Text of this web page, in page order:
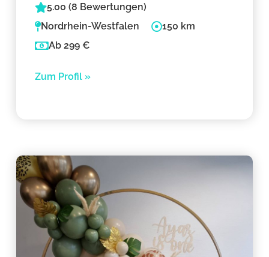
5.00 (8 Bewertungen)
Nordrhein-Westfalen
150 km
Ab 299 €
Zum Profil »